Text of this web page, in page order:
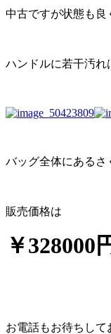
中古ですが状態も良
ハンドルに若干汚れ
バッグ全体にあるさ
販売価格は
￥328000
お電話もお待ちして